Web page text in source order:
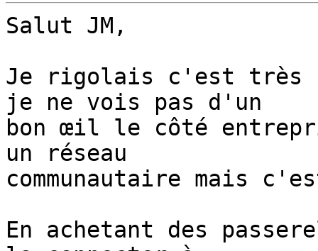
Salut JM,
Je rigolais c'est très
je ne vois pas d'un
bon œil le côté
un réseau
communautaire mais
En achetant des